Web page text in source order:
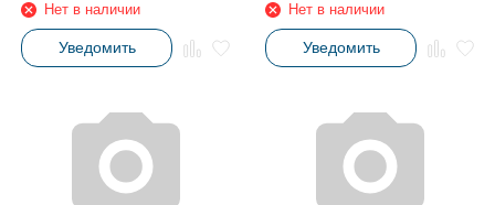
Нет в наличии
Уведомить
Нет в наличии
Уведомить